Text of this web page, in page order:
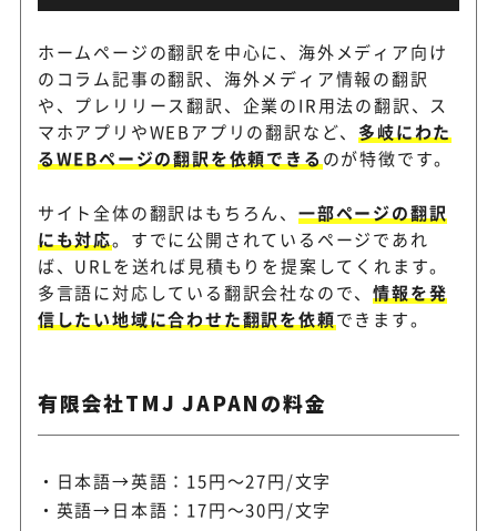
ホームページの翻訳を中心に、海外メディア向け
のコラム記事の翻訳、海外メディア情報の翻訳
や、プレリリース翻訳、企業のIR用法の翻訳、ス
マホアプリやWEBアプリの翻訳など、 多岐にわた
るWEBページの翻訳を依頼できる のが特徴です。
サイト全体の翻訳はもちろん、 一部ページの翻訳
にも対応。すでに公開されているページであれ
ば、URLを送れば見積もりを提案してくれます。
多言語に対応している翻訳会社なので、情報を発
信したい地域に合わせた翻訳を依頼できます。
有限会社TMJ JAPANの料金
日本語→英語：15円～27円/文字
英語→日本語：17円～30円/文字